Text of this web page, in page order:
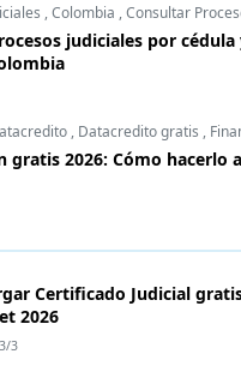
,Colombia ,Consultar
judiciales por cédula
, Datacredito gratis ,
gratis 2026: Cómo hacerlo
Certificado Judicial
2026
3